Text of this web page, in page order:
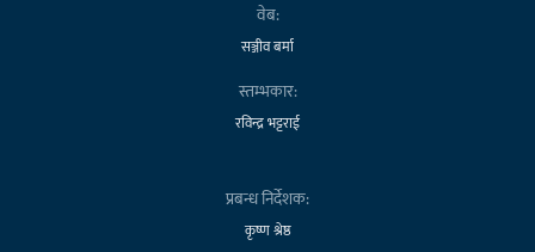
वेब:
सञ्जीव बर्मा
स्तम्भकार:
रविन्द्र भट्टराई
प्रबन्ध निर्देशक:
कृष्ण श्रेष्ठ